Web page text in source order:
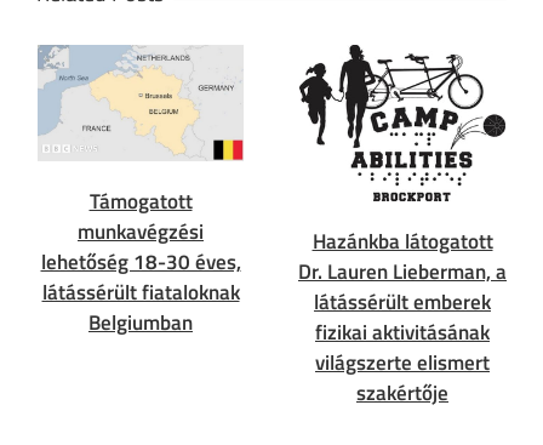
Támogatott
munkavégzési
lehetőség 18-30 éves,
látássérült fiataloknak
Belgiumban
Hazánkba látogatott
Dr. Lauren Lieberman, a
látássérült emberek
fizikai aktivitásának
világszerte elismert
szakértője